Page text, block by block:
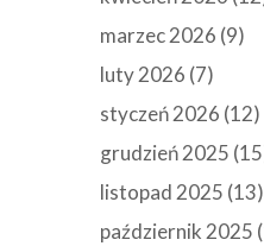
marzec 2026 (9)
luty 2026 (7)
styczeń 2026 (12)
grudzień 2025
listopad 2025 (13)
październik 2025